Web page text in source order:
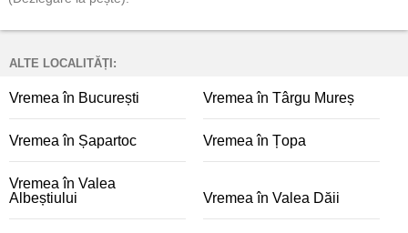
ALTE LOCALITĂȚI:
Vremea în București Vremea în Târgu Mureș
Vremea în Șapartoc Vremea în Țopa
Vremea în Valea
Albeștiului
Vremea în Valea Dăii